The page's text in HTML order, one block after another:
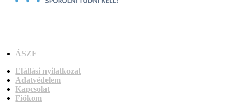
ÁSZF
Elállási nyilatkozat
Adatvédelem
Kapcsolat
Fiókom